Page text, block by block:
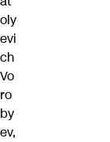
oly
evi
ch
Vo
ro
by
ev,